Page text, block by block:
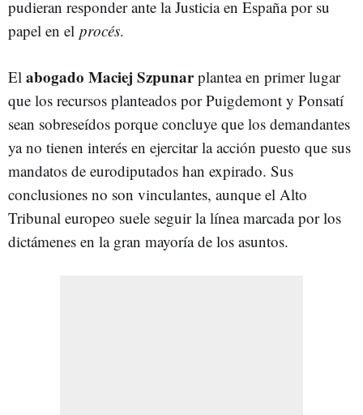
pudieran responder ante la Justicia en España por su
papel en el procés.
El abogado Maciej Szpunarplantea en primer lugar
que los recursos planteados por Puigdemont y Ponsatí
sean sobreseídos porque concluye que los demandantes
ya no tienen interés en ejercitar la acción puesto que sus
mandatos de eurodiputados han expirado. Sus
conclusiones no son vinculantes, aunque el Alto
Tribunal europeo suele seguir la línea marcada por los
dictámenes en la gran mayoría de los asuntos.